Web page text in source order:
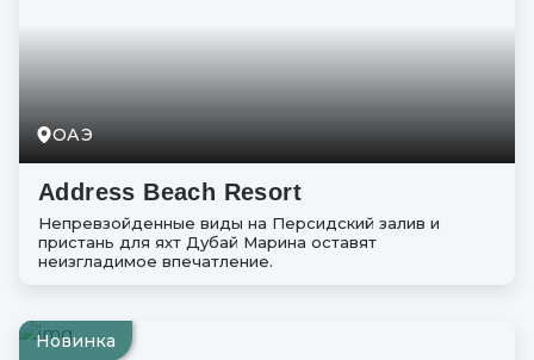
ОАЭ
Address Beach Resort
Непревзойденные виды на Персидский залив и
пристань для яхт Дубай Марина оставят
неизгладимое впечатление.
Новинка